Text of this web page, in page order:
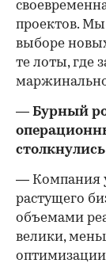
проектов. Мы
выборе
те лоты, где
— Бурный
— Компания
растущего
объемами
велики,
оптимизации